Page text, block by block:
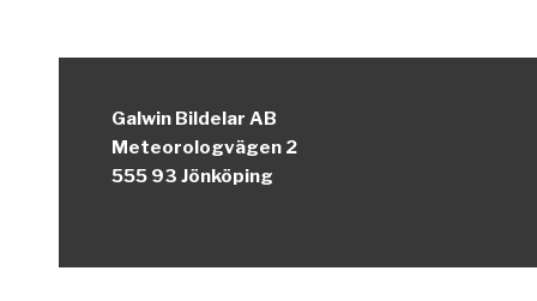
Galwin Bildelar AB
Meteorologvägen 2
555 93 Jönköping